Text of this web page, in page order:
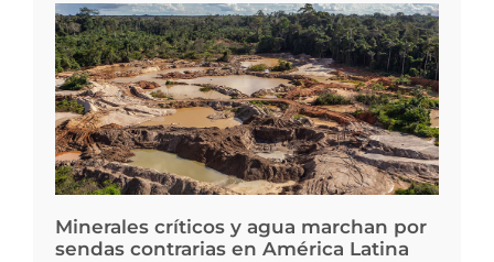
Minerales críticos y agua marchan por
sendas contrarias en América Latina